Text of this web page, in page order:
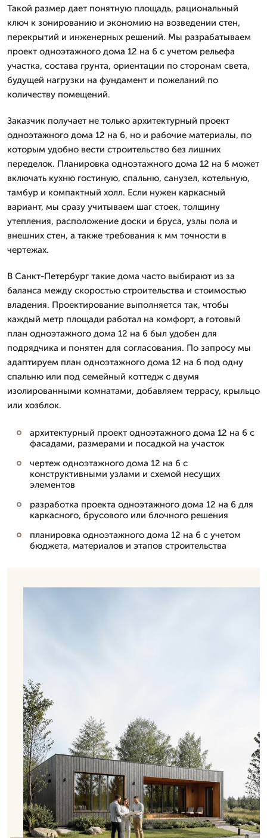
Такой размер дает понятную площадь, рациональный
ключ к зонированию и экономию на возведении стен,
перекрытий и инженерных решений. Мы разрабатываем
проект одноэтажного дома 12 на 6 с учетом рельефа
участка, состава грунта, ориентации по сторонам света,
будущей нагрузки на фундамент и пожеланий по
количеству помещений.
Заказчик получает не только архитектурный проект
одноэтажного дома 12 на 6, но и рабочие материалы, по
которым удобно вести строительство без лишних
переделок. Планировка одноэтажного дома 12 на 6 может
включать кухню гостиную, спальню, санузел, котельную,
тамбур и компактный холл. Если нужен каркасный
вариант, мы сразу учитываем шаг стоек, толщину
утепления, расположение доски и бруса, узлы пола и
внешних стен, а также требования к мм точности в
чертежах.
В Санкт-Петербург такие дома часто выбирают из за
баланса между скоростью строительства и стоимостью
владения. Проектирование выполняется так, чтобы
каждый метр площади работал на комфорт, а готовый
план одноэтажного дома 12 на 6 был удобен для
подрядчика и понятен для согласования. По запросу мы
адаптируем план одноэтажного дома 12 на 6 под одну
спальню или под семейный коттедж с двумя
изолированными комнатами, добавляем террасу, крыльцо
или хозблок.
архитектурный проект одноэтажного дома 12 на 6 с
фасадами, размерами и посадкой на участок
чертеж одноэтажного дома 12 на 6 с
конструктивными узлами и схемой несущих
элементов
разработка проекта одноэтажного дома 12 на 6 для
каркасного, брусового или блочного решения
планировка одноэтажного дома 12 на 6 с учетом
бюджета, материалов и этапов строительства